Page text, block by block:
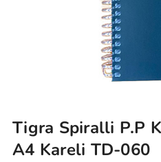
Tigra Spiralli P.P
A4 Kareli TD-060